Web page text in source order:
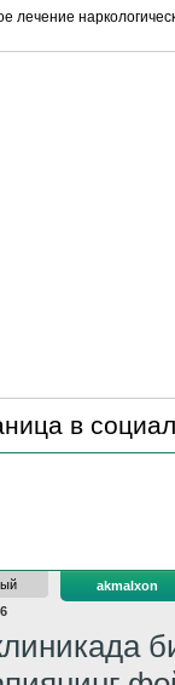
лечение
в
akmalxon